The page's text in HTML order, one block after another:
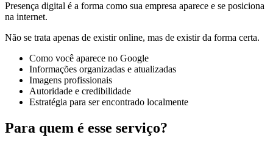
Presença digital é a forma como sua empresa aparece e se posiciona
na internet.
Não se trata apenas de existir online, mas de existir da forma certa.
Como você aparece no Google
Informações organizadas e atualizadas
Imagens profissionais
Autoridade e credibilidade
Estratégia para ser encontrado localmente
Para quem é esse serviço?